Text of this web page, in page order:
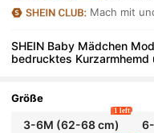
Mach mit
SHEIN Baby Mädchen
bedrucktes Kurzarmhemd
Größe
3-6M (62-68 cm)
1 left